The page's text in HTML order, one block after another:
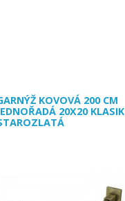
KOVOVÁ 200 CM
20X20 KLASIK